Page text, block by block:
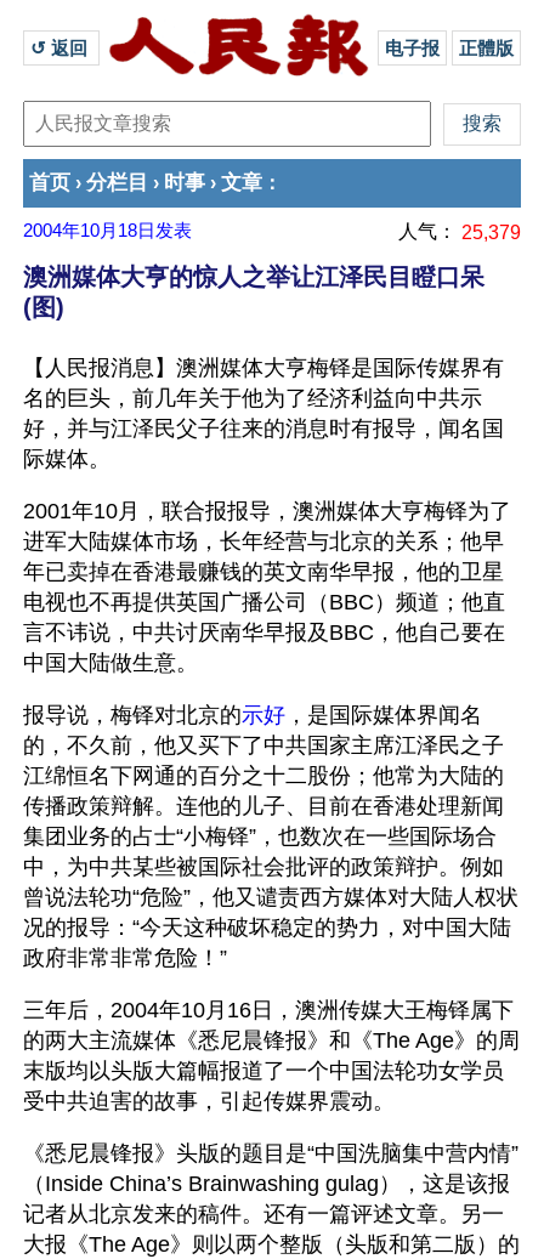
↺ 返回 电子报 正體版
首页 › 分栏目 › 时事 › 文章 ：
2004年10月18日 发表 人气： 25,379
澳洲媒体大亨的惊人之举让江泽民目瞪口呆
(图)
【人民报消息】澳洲媒体大亨梅铎是国际传媒界有
名的巨头，前几年关于他为了经济利益向中共示
好，并与江泽民父子往来的消息时有报导，闻名国
际媒体。
2001年10月，联合报报导，澳洲媒体大亨梅铎为了
进军大陆媒体市场，长年经营与北京的关系；他早
年已卖掉在香港最赚钱的英文南华早报，他的卫星
电视也不再提供英国广播公司（BBC）频道；他直
言不讳说，中共讨厌南华早报及BBC，他自己要在
中国大陆做生意。
报导说，梅铎对北京的示好 ，是国际媒体界闻名
的，不久前，他又买下了中共国家主席江泽民之子
江绵恒名下网通的百分之十二股份；他常为大陆的
传播政策辩解。连他的儿子、目前在香港处理新闻
集团业务的占士“小梅铎”，也数次在一些国际场合
中，为中共某些被国际社会批评的政策辩护。例如
曾说法轮功“危险”，他又谴责西方媒体对大陆人权状
况的报导：“今天这种破坏稳定的势力，对中国大陆
政府非常非常危险！”
三年后，2004年10月16日，澳洲传媒大王梅铎属下
的两大主流媒体《悉尼晨锋报》和《The Age》的周
末版均以头版大篇幅报道了一个中国法轮功女学员
受中共迫害的故事，引起传媒界震动。
《悉尼晨锋报》头版的题目是“中国洗脑集中营内情”
（Inside China’s Brainwashing gulag），这是该报
记者从北京发来的稿件。还有一篇评述文章。另一
大报《The Age》则以两个整版（头版和第二版）的